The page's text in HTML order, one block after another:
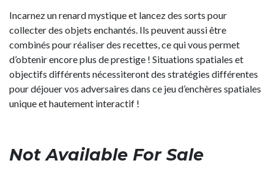
Incarnez un renard mystique et lancez des sorts pour
collecter des objets enchantés. Ils peuvent aussi être
combinés pour réaliser des recettes, ce qui vous permet
d’obtenir encore plus de prestige ! Situations spatiales et
objectifs différents nécessiteront des stratégies différentes
pour déjouer vos adversaires dans ce jeu d’enchères spatiales
unique et hautement interactif !
Not Available For Sale